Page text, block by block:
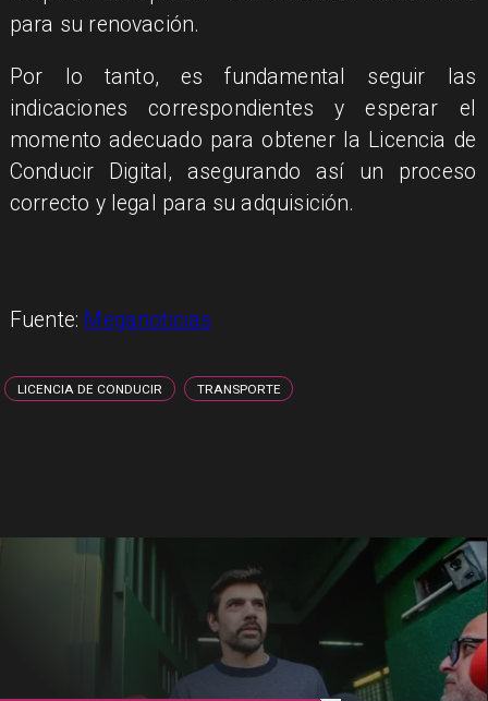
para su renovación.
Por lo tanto, es fundamental seguir las
indicaciones correspondientes y esperar el
momento adecuado para obtener la Licencia de
Conducir Digital, asegurando así un proceso
correcto y legal para su adquisición.
Fuente: Meganoticias
LICENCIA DE CONDUCIR TRANSPORTE